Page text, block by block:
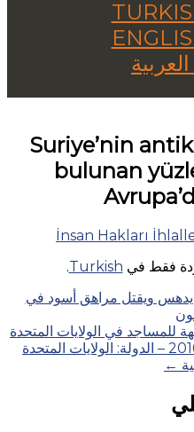
العربية
Suriye’nin
bulunan
İnsan Hakları
فقط في Turkish
.
ويقتل مراهق أسود في
للمساجد في الولايات المتحدة
الأمريكية التاريخ: تشرين الثاني 2016 – الدولة: الولايات المتحدة
←